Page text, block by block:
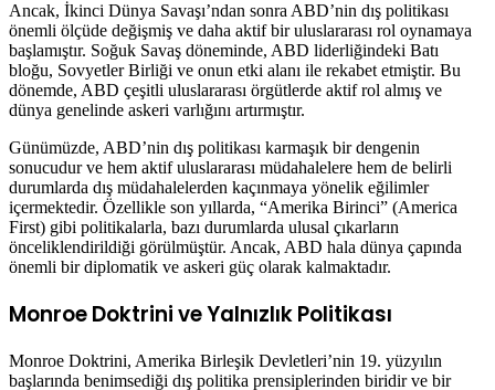
Ancak, İkinci Dünya Savaşı’ndan sonra ABD’nin dış politikası
önemli ölçüde değişmiş ve daha aktif bir uluslararası rol oynamaya
başlamıştır. Soğuk Savaş döneminde, ABD liderliğindeki Batı
bloğu, Sovyetler Birliği ve onun etki alanı ile rekabet etmiştir. Bu
dönemde, ABD çeşitli uluslararası örgütlerde aktif rol almış ve
dünya genelinde askeri varlığını artırmıştır.
Günümüzde, ABD’nin dış politikası karmaşık bir dengenin
sonucudur ve hem aktif uluslararası müdahalelere hem de belirli
durumlarda dış müdahalelerden kaçınmaya yönelik eğilimler
içermektedir. Özellikle son yıllarda, “Amerika Birinci” (America
First) gibi politikalarla, bazı durumlarda ulusal çıkarların
önceliklendirildiği görülmüştür. Ancak, ABD hala dünya çapında
önemli bir diplomatik ve askeri güç olarak kalmaktadır.
Monroe Doktrini ve Yalnızlık Politikası
Monroe Doktrini, Amerika Birleşik Devletleri’nin 19. yüzyılın
başlarında benimsediği dış politika prensiplerinden biridir ve bir